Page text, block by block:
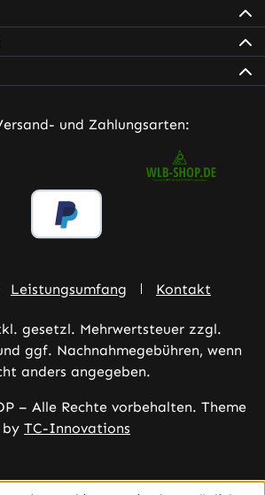
und Zahlungsarten:
Leistungsumfang Kontakt
gesetzl. Mehrwertsteuer zzgl.
ggf. Nachnahmegebühren, wenn
anders angegeben.
– Alle Rechte vorbehalten. Theme
by TC-Innovations